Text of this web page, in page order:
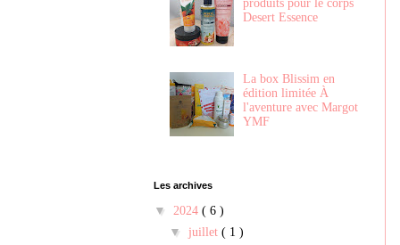
produits pour le corps
Desert Essence
La box Blissim en
édition limitée À
l'aventure avec Margot
YMF
Les archives
▼ 2024 ( 6 )
▼ juillet ( 1 )